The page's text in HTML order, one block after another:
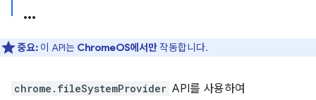
중요: 이 API는 ChromeOS에서만작동합니다.
chrome.fileSystemProvider API를 사용하여